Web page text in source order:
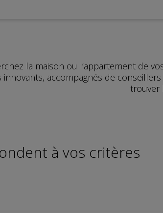
la maison ou l’appartement de
innovants, accompagnés de
trouver
à vos critères